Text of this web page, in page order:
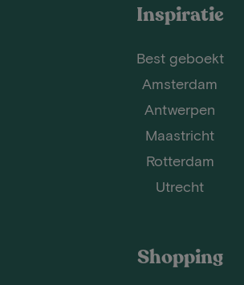
Inspiratie
Best geboekt
Amsterdam
Antwerpen
Maastricht
Rotterdam
Utrecht
Shopping